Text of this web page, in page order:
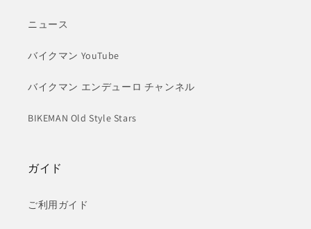
ニュース
バイクマン YouTube
バイクマン エンデューロ チャンネル
BIKEMAN Old Style Stars
ガイド
ご利用ガイド